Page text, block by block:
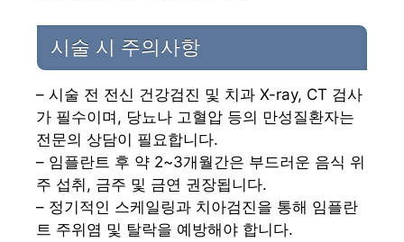
시술 시 주의사항
– 시술 전 전신 건강검진 및 치과 X-ray, CT 검사
가 필수이며, 당뇨나 고혈압 등의 만성질환자는
전문의 상담이 필요합니다.
– 임플란트 후 약 2~3개월간은 부드러운 음식 위
주 섭취, 금주 및 금연 권장됩니다.
– 정기적인 스케일링과 치아검진을 통해 임플란
트 주위염 및 탈락을 예방해야 합니다.